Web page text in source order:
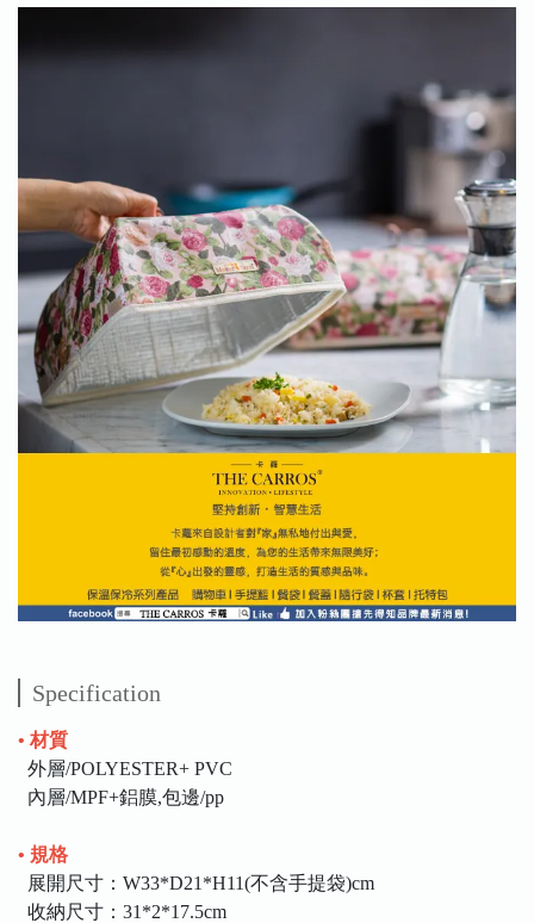
Specification
• 材質
外層/POLYESTER+ PVC
內層/MPF+鋁膜,包邊/pp
• 規格
展開尺寸：W33*D21*H11(不含手提袋)cm
收納尺寸：31*2*17.5cm